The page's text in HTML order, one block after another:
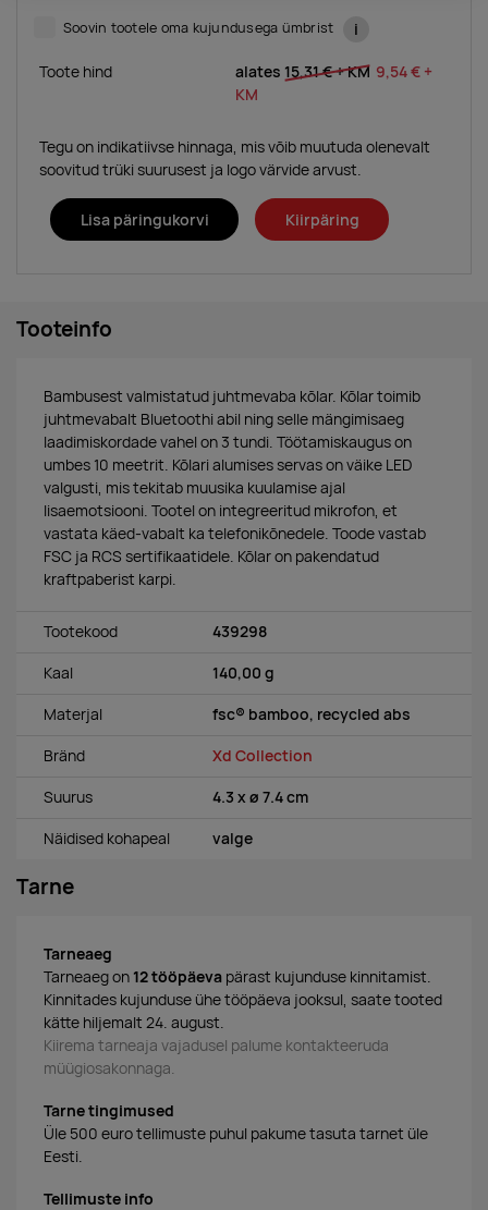
Soovin tootele oma kujundusega ümbrist i
Toote hind alates 15,31 €+ KM 9,54 € +
KM
Tegu on indikatiivse hinnaga, mis võib muutuda olenevalt
soovitud trüki suurusest ja logo värvide arvust.
Lisa päringukorvi Kiirpäring
Tooteinfo
Bambusest valmistatud juhtmevaba kõlar. Kõlar toimib
juhtmevabalt Bluetoothi abil ning selle mängimisaeg
laadimiskordade vahel on 3 tundi. Töötamiskaugus on
umbes 10 meetrit. Kõlari alumises servas on väike LED
valgusti, mis tekitab muusika kuulamise ajal
lisaemotsiooni. Tootel on integreeritud mikrofon, et
vastata käed-vabalt ka telefonikõnedele. Toode vastab
FSC ja RCS sertifikaatidele. Kõlar on pakendatud
kraftpaberist karpi.
Tootekood 439298
Kaal 140,00 g
Materjal fsc® bamboo, recycled abs
Bränd Xd Collection
Suurus 4.3 x ø 7.4 cm
Näidised kohapeal valge
Tarne
Tarneaeg
Tarneaeg on 12 tööpäeva pärast kujunduse kinnitamist.
Kinnitades kujunduse ühe tööpäeva jooksul, saate tooted
kätte hiljemalt 24. august.
Kiirema tarneaja vajadusel palume kontakteeruda
müügiosakonnaga.
Tarne tingimused
Üle 500 euro tellimuste puhul pakume tasuta tarnet üle
Eesti.
Tellimuste info